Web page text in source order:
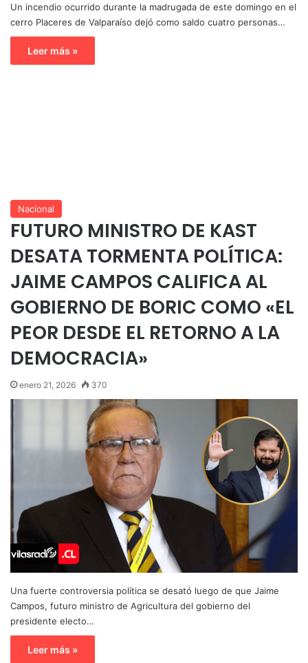
Un incendio ocurrido durante la madrugada de este domingo en el
cerro Placeres de Valparaíso dejó como saldo cuatro personas…
Leer más »
Nacional
FUTURO MINISTRO DE KAST
DESATA TORMENTA POLÍTICA:
JAIME CAMPOS CALIFICA AL
GOBIERNO DE BORIC COMO «EL
PEOR DESDE EL RETORNO A LA
DEMOCRACIA»
enero 21, 2026 370
Una fuerte controversia política se desató luego de que Jaime
Campos, futuro ministro de Agricultura del gobierno del
presidente electo…
Leer más »